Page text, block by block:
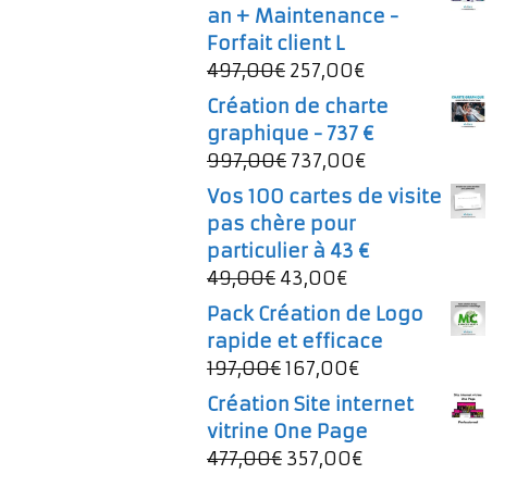
an + Maintenance -
Forfait client L
497,00€ Le
prix
initial
était :
497,00€.
257,00€Le
prix
actuel
est :
Création de charte
graphique - 737 €
997,00€ Le
prix
initial
était :
997,00€.
737,00€Le
prix
est :
Vos 100 cartes de visite
pas chère pour
particulier à 43 €
49,00€ Le
prix
initial
était :
49,00€.
43,00€Le
prix
actuel
est :
Pack Création de Logo
rapide et efficace
197,00€Le
prix
initial
était :
197,00€.
167,00€Le
prix
actuel
est :
Création Site internet
vitrine One Page
477,00€ Le
357,00€Le